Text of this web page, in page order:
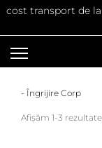
cost transport de
- Îngrijire Corp
Afișăm 1-3